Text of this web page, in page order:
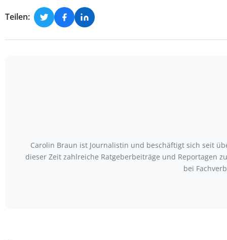
Teilen:
Carolin Braun ist Journalistin und beschäftigt sich seit
dieser Zeit zahlreiche Ratgeberbeiträge und Reportagen
bei